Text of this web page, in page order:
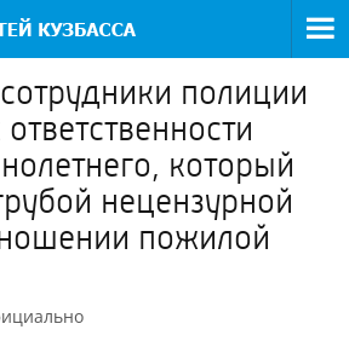
полиции
который
нецензурной
пожилой